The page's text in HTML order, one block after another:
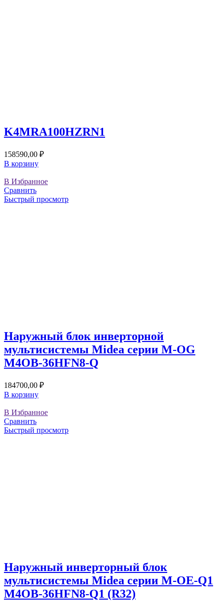
K4MRA100HZRN1
158590,00 ₽
В корзину
В Избранное
Сравнить
Быстрый просмотр
Наружный блок инверторной
мультисистемы Midea серии M-OG
M4OB-36HFN8-Q
184700,00 ₽
В корзину
В Избранное
Сравнить
Быстрый просмотр
Наружный инверторный блок
мультисистемы Midea серии M-OE-Q1
M4OB-36HFN8-Q1 (R32)